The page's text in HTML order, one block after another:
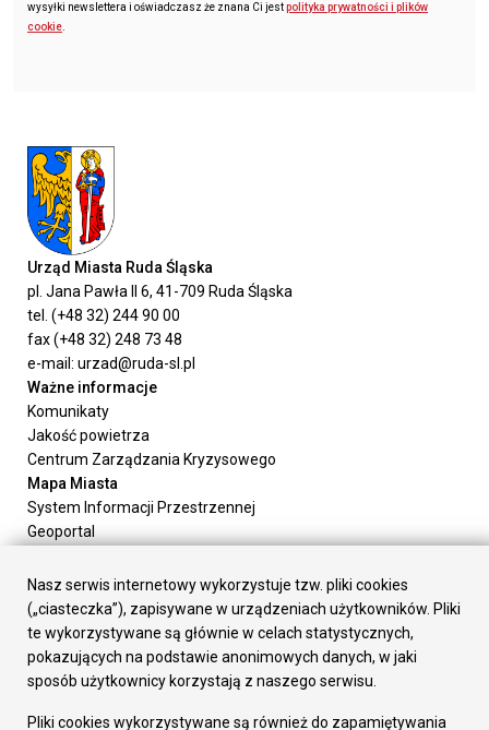
wysyłki newslettera i oświadczasz że znana Ci jestpolityka prywatności i plików
cookie
Urząd Miasta Ruda Śląska
pl. Jana Pawła II 6, 41-709 Ruda Śląska
tel. (+48 32) 244 90 00
fax (+48 32) 248 73 48
e-mail: urzad@ruda-sl.pl
Ważne informacje
Komunikaty
Jakość powietrza
Centrum Zarządzania Kryzysowego
Mapa Miasta
System Informacji Przestrzennej
Geoportal
Załatw sprawę
Prezydent Miasta
Rada Miasta
Wydziały
Elektroniczna Skrzynka Podawcza
Gospodarka
Nasz serwis internetowy wykorzystuje tzw. pliki cookies
(„ciasteczka”), zapisywane w urządzeniach użytkowników. Pliki
te wykorzystywane są głównie w celach statystycznych,
pokazujących na podstawie anonimowych danych, w jaki
sposób użytkownicy korzystają z naszego serwisu.
Pliki cookies wykorzystywane są również do zapamiętywania